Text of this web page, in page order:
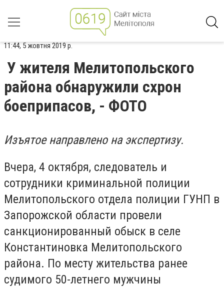
11:44, 5 жовтня 2019 р.
У жителя Мелитопольского
района обнаружили схрон
боеприпасов, - ФОТО
Изъятое направлено на экспертизу.
Вчера, 4 октября, следователь и
сотрудники криминальной полиции
Мелитопольского отдела полиции ГУНП в
Запорожской области провели
санкционированный обыск в селе
Константиновка Мелитопольского
района. По месту жительства ранее
судимого 50-летнего мужчины